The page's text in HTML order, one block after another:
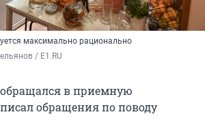
максимально рационально
/ E1.RU
в приемную
обращения по поводу